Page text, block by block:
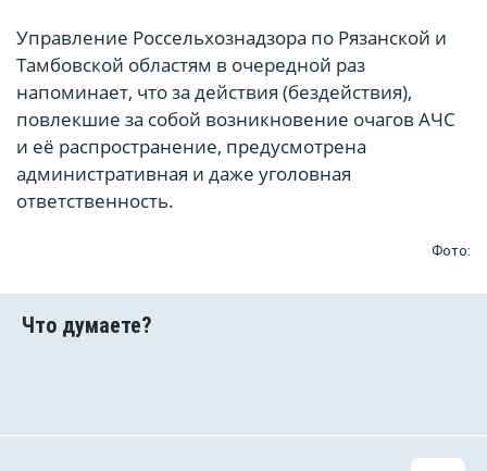
Управление Россельхознадзора по Рязанской и
Тамбовской областям в очередной раз
напоминает, что за действия (бездействия),
повлекшие за собой возникновение очагов АЧС
и её распространение, предусмотрена
административная и даже уголовная
ответственность.
Фото: